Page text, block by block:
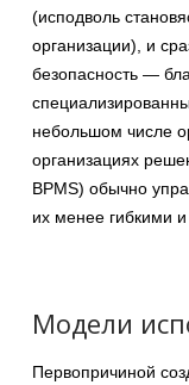
(исподволь
организации), и
безопасность —
небольшом числе
организациях
BPMS) обычно
их менее гибкими
Модели
Первопричиной